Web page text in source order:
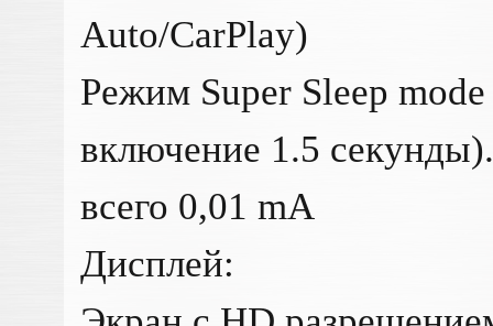
Auto/CarPlay)
Режим Super Sleep
включение 1.5
всего 0,01 mA
Дисплей: